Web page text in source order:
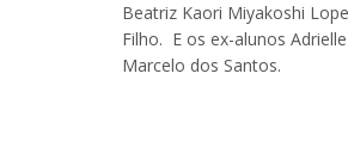
Beatriz Kaori Miyakoshi
Filho. E os ex-alunos
Marcelo dos Santos.